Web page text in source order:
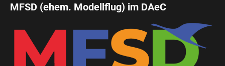
MFSD (ehem. Modellflug) im DAeC